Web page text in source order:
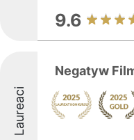
9.6
Laureaci
Negatyw